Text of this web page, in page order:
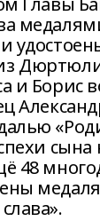
и Борис
48